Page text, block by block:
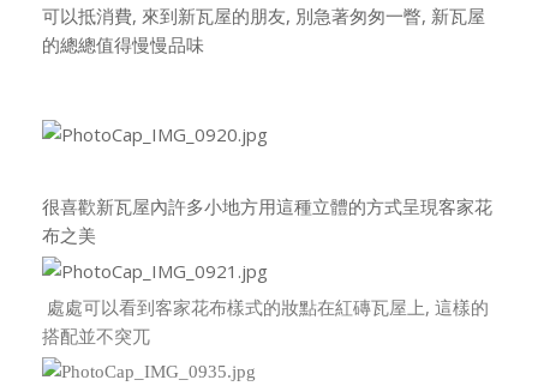
可以抵消費, 來到新瓦屋的朋友, 別急著匆匆一瞥, 新瓦屋
的總總值得慢慢品味
很喜歡新瓦屋內許多小地方用這種立體的方式呈現客家花
布之美
處處可以看到客家花布樣式的妝點在紅磚瓦屋上, 這樣的
搭配並不突兀